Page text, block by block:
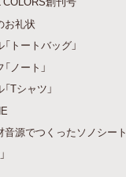
お礼状
トートバッグ」
ノート」
Tシャツ」
音源でつくったソノシート